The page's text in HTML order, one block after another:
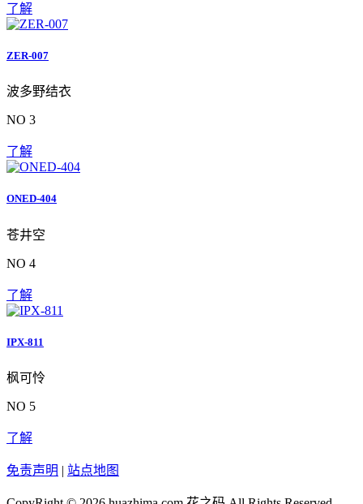
了解
ZER-007
波多野结衣
NO 3
了解
ONED-404
苍井空
NO 4
了解
IPX-811
枫可怜
NO 5
了解
免责声明 | 站点地图